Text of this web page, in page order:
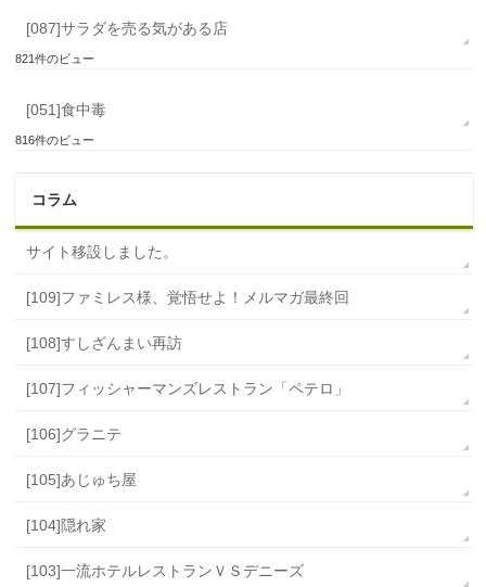
[087]サラダを売る気がある店
821件のビュー
[051]食中毒
816件のビュー
コラム
サイト移設しました。
[109]ファミレス様、覚悟せよ！メルマガ最終回
[108]すしざんまい再訪
[107]フィッシャーマンズレストラン「ペテロ」
[106]グラニテ
[105]あじゅち屋
[104]隠れ家
[103]一流ホテルレストランＶＳデニーズ